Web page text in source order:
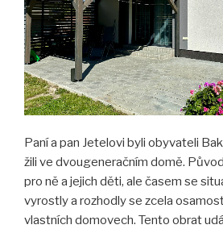
Paní a pan Jetelovi byli obyvateli
žili ve dvougeneračním domě.
pro ně a jejich děti, ale časem se
vyrostly a rozhodly se zcela
vlastních domovech. Tento obrat